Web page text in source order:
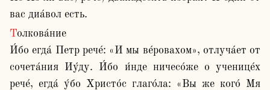
вас диа́вол есть.
Толкова́ние
И́бо егда́ Петр рече́: «И мы ве́ровахом», отлуча́ет от
сочета́ния Иу́ду. И́бо и́нде ничесо́же о ученице́х
рече́, егда́ у́бо Христо́с глаго́ла: «Вы же кого́ Мя